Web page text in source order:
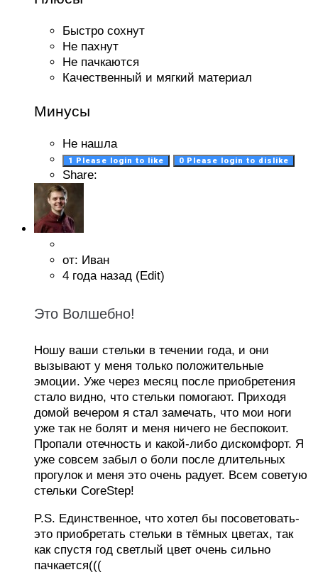
Быстро сохнут
Не пахнут
Не пачкаются
Качественный и мягкий материал
Минусы
Не нашла
1 Please login to like 0 Please login to dislike
Share:
от: Иван
4 года назад (Edit)
Это Волшебно!
Ношу ваши стельки в течении года, и они
вызывают у меня только положительные
эмоции. Уже через месяц после приобретения
стало видно, что стельки помогают. Приходя
домой вечером я стал замечать, что мои ноги
уже так не болят и меня ничего не беспокоит.
Пропали отечность и какой-либо дискомфорт. Я
уже совсем забыл о боли после длительных
прогулок и меня это очень радует. Всем советую
стельки CoreStep!
P.S. Единственное, что хотел бы посоветовать-
это приобретать стельки в тёмных цветах, так
как спустя год светлый цвет очень сильно
пачкается(((